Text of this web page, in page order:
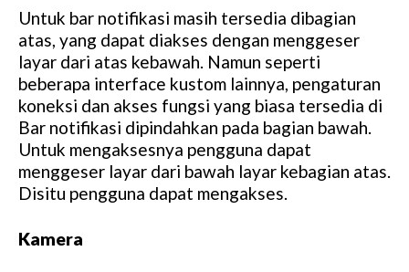
Untuk bar notifikasi masih tersedia dibagian
atas, yang dapat diakses dengan menggeser
layar dari atas kebawah. Namun seperti
beberapa interface kustom lainnya, pengaturan
koneksi dan akses fungsi yang biasa tersedia di
Bar notifikasi dipindahkan pada bagian bawah.
Untuk mengaksesnya pengguna dapat
menggeser layar dari bawah layar kebagian atas.
Disitu pengguna dapat mengakses.
Kamera